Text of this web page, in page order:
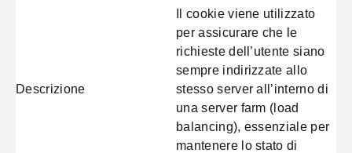
Descrizione
Il cookie viene utilizzato
per assicurare che le
richieste dell’utente siano
sempre indirizzate allo
stesso server all’interno di
una server farm (load
balancing), essenziale per
mantenere lo stato di